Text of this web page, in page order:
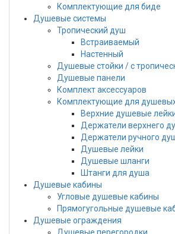
Комплектующие для биде
Душевые системы
Тропический душ
Встраиваемый
Настенный
Душевые стойки / с
Душевые панели
Комплект аксессуаров
Комплектующие для
Верхние душевые
Держатели верхнего
Держатели ручного
Душевые лейки
Душевые шланги
Штанги для душа
Душевые кабины
Угловые душевые кабины
Прямогугольные душевые
Душевые ограждения